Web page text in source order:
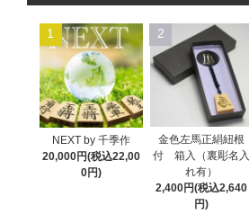
1
NEXT by 千季作
20,000円(税込22,00
0円)
2
金色左馬正絹紐根
付 箱入（裏彫名入
れ有）
2,400円(税込2,640
円)